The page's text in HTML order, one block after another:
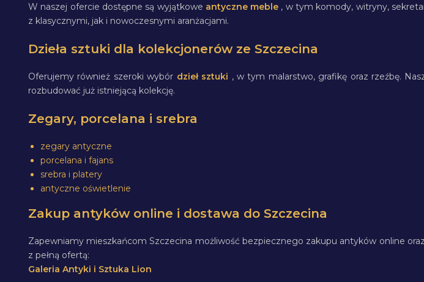
W naszej ofercie dostępne są wyjątkowe antyczne meble , w tym komody, witryny,
z klasycznymi, jak i nowoczesnymi aranżacjami.
Dzieła sztuki dla kolekcjonerów ze Szczecina
Oferujemy również szeroki wybór dzieł sztuki , w tym malarstwo, grafikę oraz rzeźbę.
rozbudować już istniejącą kolekcję.
Zegary, porcelana i srebra
zegary antyczne
porcelana i fajans
srebra i platery
antyczne oświetlenie
Zakup antyków online i dostawa do Szczecina
Zapewniamy mieszkańcom Szczecina możliwość bezpiecznego zakupu antyków online
z pełną ofertą:
Galeria Antyki i Sztuka Lion